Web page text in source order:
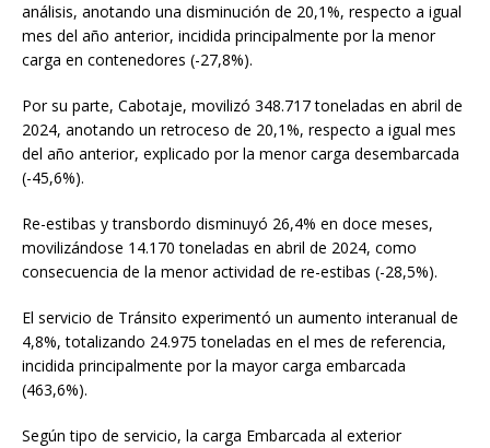
análisis, anotando una disminución de 20,1%, respecto a igual
mes del año anterior, incidida principalmente por la menor
carga en contenedores (-27,8%).
Por su parte, Cabotaje, movilizó 348.717 toneladas en abril de
2024, anotando un retroceso de 20,1%, respecto a igual mes
del año anterior, explicado por la menor carga desembarcada
(-45,6%).
Re-estibas y transbordo disminuyó 26,4% en doce meses,
movilizándose 14.170 toneladas en abril de 2024, como
consecuencia de la menor actividad de re-estibas (-28,5%).
El servicio de Tránsito experimentó un aumento interanual de
4,8%, totalizando 24.975 toneladas en el mes de referencia,
incidida principalmente por la mayor carga embarcada
(463,6%).
Según tipo de servicio, la carga Embarcada al exterior